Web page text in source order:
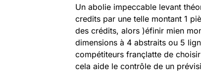
Un abolie impeccable levant
credits par une telle montant 1
des crédits, alors )éfinir mien
dimensions à 4 abstraits ou 5
compétiteurs françlatte de
cela aide le contrôle de un